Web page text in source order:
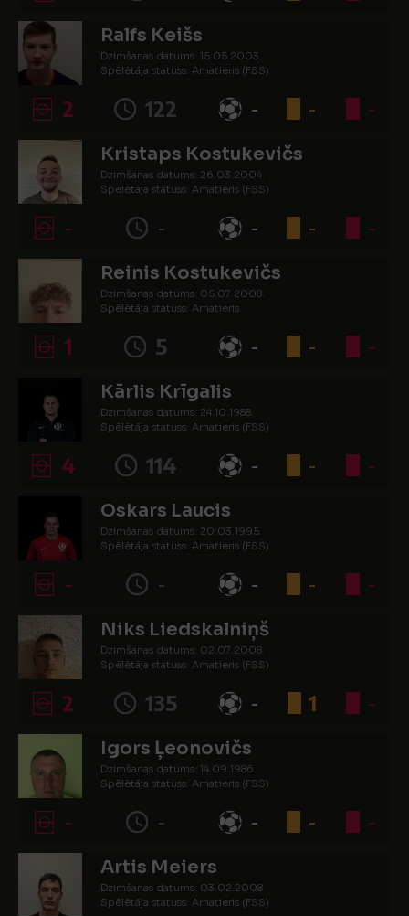
Ralfs Keišs
Dzimšanas datums: 15.05.2003.
Spēlētāja statuss: Amatieris (FSS)
2 122 - - -
Kristaps Kostukevičs
Dzimšanas datums: 26.03.2004.
Spēlētāja statuss: Amatieris (FSS)
- - - - -
Reinis Kostukevičs
Dzimšanas datums: 05.07.2008.
Spēlētāja statuss: Amatieris
1 5 - - -
Kārlis Krīgalis
Dzimšanas datums: 24.10.1988.
Spēlētāja statuss: Amatieris (FSS)
4 114 - - -
Oskars Laucis
Dzimšanas datums: 20.03.1995.
Spēlētāja statuss: Amatieris (FSS)
- - - - -
Niks Liedskalniņš
Dzimšanas datums: 02.07.2008.
Spēlētāja statuss: Amatieris (FSS)
2 135 - 1 -
Igors Ļeonovičs
Dzimšanas datums: 14.09.1986.
Spēlētāja statuss: Amatieris (FSS)
- - - - -
Artis Meiers
Dzimšanas datums: 03.02.2008.
Spēlētāja statuss: Amatieris (FSS)